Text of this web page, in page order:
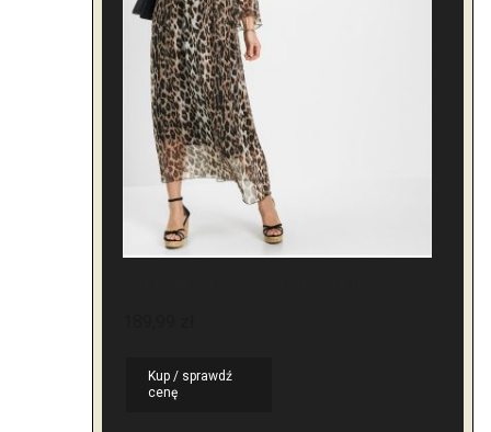
Kup / sprawdź
cenę